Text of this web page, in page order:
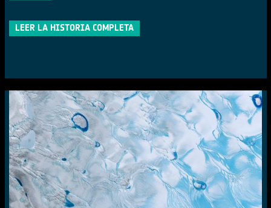
LEER LA HISTORIA COMPLETA